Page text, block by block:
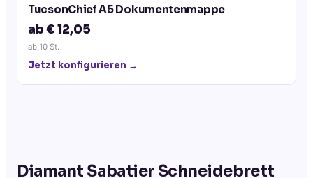
TucsonChief A5 Dokumentenmappe
ab € 12,05
ab 10 St.
Jetzt konfigurieren →
Diamant Sabatier Schneidebrett